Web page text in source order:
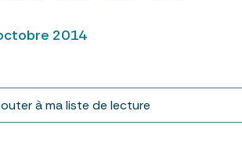
2014
à ma liste de lecture